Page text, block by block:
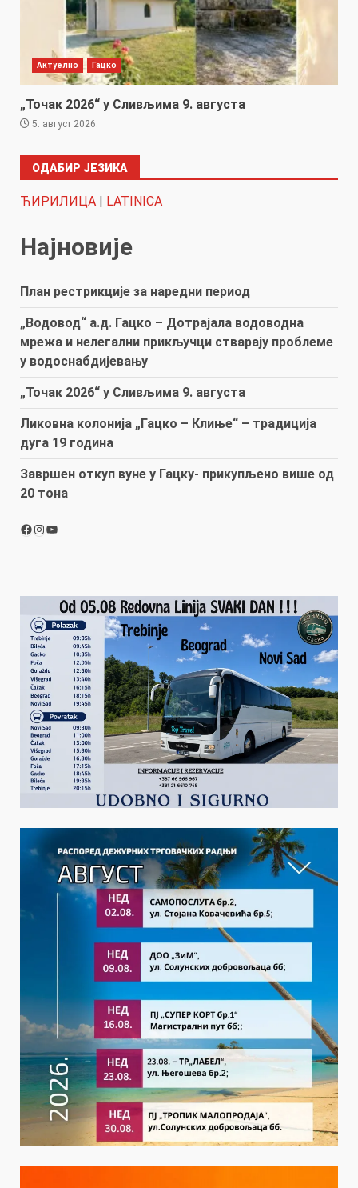
Актуелно Гацко
„Точак 2026“ у Сливљима 9. августа
5. август 2026.
ОДАБИР ЈЕЗИКА
ЋИРИЛИЦА | LATINICA
Најновије
План рестрикције за наредни период
„Водовод“ а.д. Гацко – Дотрајала водоводна
мрежа и нелегални прикључци стварају проблеме
у водоснабдијевању
„Точак 2026“ у Сливљима 9. августа
Ликовна колонија „Гацко – Клиње“ – традиција
дуга 19 година
Завршен откуп вуне у Гацку- прикупљено више од
20 тона
Facebook
Instagram
YouTube